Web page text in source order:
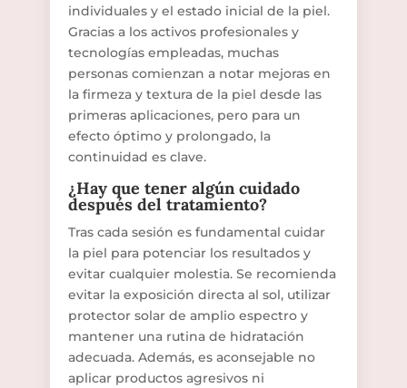
individuales y el estado inicial de la piel.
Gracias a los activos profesionales y
tecnologías empleadas, muchas
personas comienzan a notar mejoras en
la firmeza y textura de la piel desde las
primeras aplicaciones, pero para un
efecto óptimo y prolongado, la
continuidad es clave.
¿Hay que tener algún cuidado
después del tratamiento?
Tras cada sesión es fundamental cuidar
la piel para potenciar los resultados y
evitar cualquier molestia. Se recomienda
evitar la exposición directa al sol, utilizar
protector solar de amplio espectro y
mantener una rutina de hidratación
adecuada. Además, es aconsejable no
aplicar productos agresivos ni